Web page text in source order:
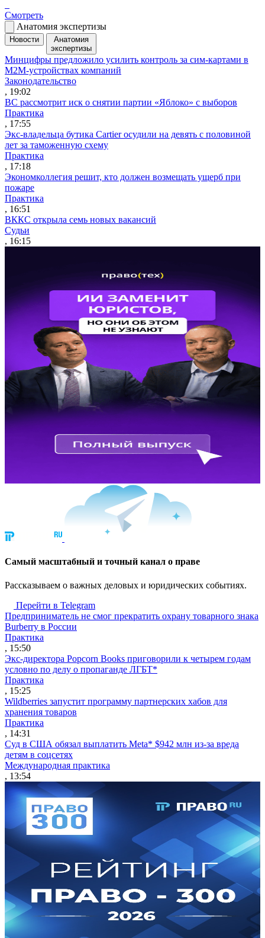
Смотреть
Анатомия экспертизы
Новости
Анатомия
экспертизы
Минцифры предложило усилить контроль за сим-картами в
M2M-устройствах компаний
Законодательство
, 19:02
ВС рассмотрит иск о снятии партии «Яблоко» с выборов
Практика
, 17:55
Экс-владельца бутика Cartier осудили на девять с половиной
лет за таможенную схему
Практика
, 17:18
Экономколлегия решит, кто должен возмещать ущерб при
пожаре
Практика
, 16:51
ВККС открыла семь новых вакансий
Судьи
, 16:15
Cамый масштабный и точный канал о праве
Рассказываем о важных деловых и юридических событиях.
Перейти в Telegram
Предприниматель не смог прекратить охрану товарного знака
Burberry в России
Практика
, 15:50
Экс-директора Popcorn Books приговорили к четырем годам
условно по делу о пропаганде ЛГБТ*
Практика
, 15:25
Wildberries запустит программу партнерских хабов для
хранения товаров
Практика
, 14:31
Суд в США обязал выплатить Meta* $942 млн из-за вреда
детям в соцсетях
Международная практика
, 13:54